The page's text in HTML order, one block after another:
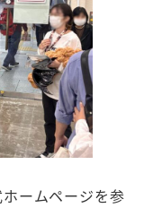
ームページを参